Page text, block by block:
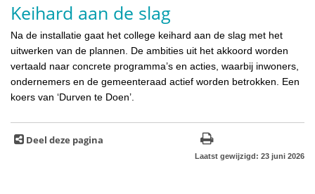
Keihard aan de slag
Na de installatie gaat het college keihard aan de slag met het
uitwerken van de plannen. De ambities uit het akkoord worden
vertaald naar concrete programma’s en acties, waarbij inwoners,
ondernemers en de gemeenteraad actief worden betrokken. Een
koers van ‘Durven te Doen’.
Deel deze pagina
Laatst gewijzigd: 23 juni 2026